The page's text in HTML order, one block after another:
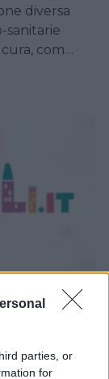
parties, or
for
diversa
sanitarie
come
quasi